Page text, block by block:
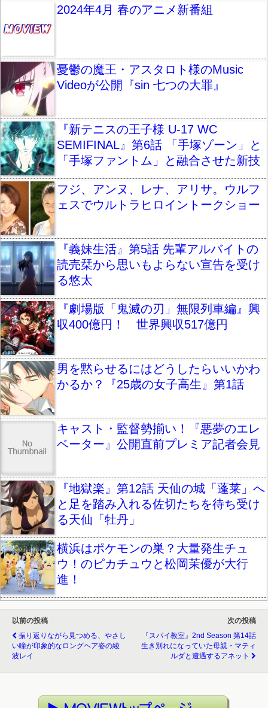
2024年4月 春のアニメ新番組
憂鬱の魔王・アスタロト様のMusic
Videoが公開『sin 七つの大罪』
『新テニスの王子様 U-17 WC
SEMIFINAL』第6話 「手塚ゾーン」と
「手塚ファントム」と融合させた新技
フジ、アンヌ、レナ、アリサ。ウルフ
ェスでウルトラヒロイントークショー
『義妹生活』第5話 先輩アルバイトの
読売栞から思いもよらない宣告を受け
る悠太
『劇場版「鬼滅の刃」無限列車編』興
収400億円！ 世界興収517億円
男を黙らせるにはどうしたらいいかわ
かるか？『25歳の女子高生』第1話
キャスト・監督勢揃い！『悪夢のエレ
ベーター』公開直前プレミア記者会見
『地獄楽』第12話 天仙の城「蓬莱」へ
と足を踏み入れる佐切たちを待ち受け
る天仙「牡丹」
横浜はポケモンの巣？大量発生チュ
ウ！のピカチュウと松岡茉優が大行
進！
以前の投稿
振り返りながら見つめる、やさし
い瞳が印象的なロングヘア姿の綾
波レイ
次の投稿
『スパイ教室』2nd Season 第14話
生き別れになっていた母親・マティ
ルダと遭遇するアネット